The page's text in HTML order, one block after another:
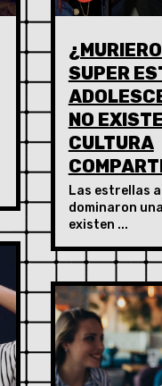
SUPER
NO
CULTURA
Las estrellas
dominaron
existen ...